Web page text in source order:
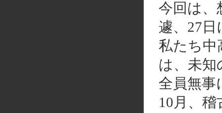
今回は、
遽、27
私たち中
は、未知
全員無事
10月、